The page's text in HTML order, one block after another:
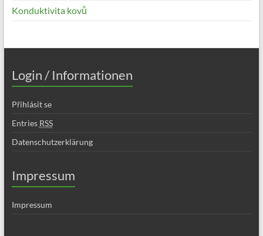
Konduktivita kovů
Login / Informationen
Přihlásit se
Entries RSS
Datenschutzerklärung
Impressum
Impressum